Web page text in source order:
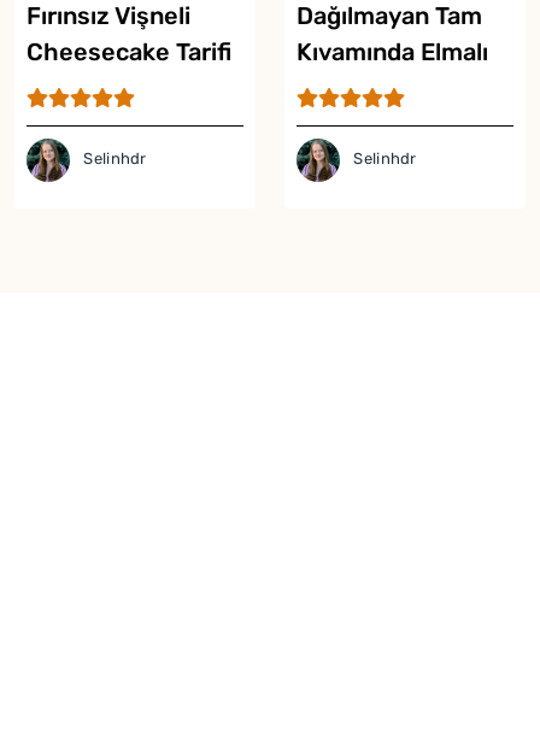
Fırınsız Vişneli
Cheesecake Tarifi
Selinhdr
Dağılmayan Tam
Kıvamında Elmalı
Turta Tarifi
Selinhdr